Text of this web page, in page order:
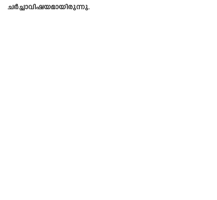
ചർച്ചാവിഷയമായിരുന്നു.